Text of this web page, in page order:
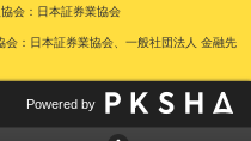
会：日本証券業協会
：日本証券業協会、一般社団法人 金融先
Powered by